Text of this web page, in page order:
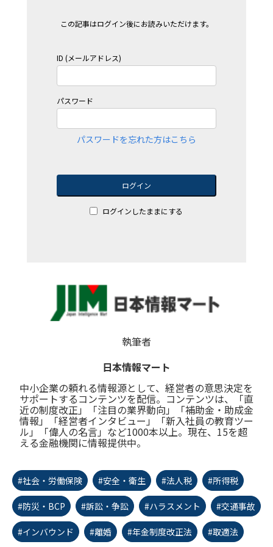
この記事はログイン後にお読みいただけます。
ID (メールアドレス)
パスワード
パスワードを忘れた方はこちら
ログイン
ログインしたままにする
執筆者
日本情報マート
中小企業の頼れる情報源として、経営者の意思決定を
サポートするコンテンツを配信。コンテンツは、「直
近の制度改正」「注目の業界動向」「補助金・助成金
情報」「経営者インタビュー」「新入社員の教育ツー
ル」「偉人の名言」など1000本以上。現在、15を超
える金融機関に情報提供中。
#社会・労働保険 #安全・衛生 #法人税 #所得税
#防災・BCP #訴訟・争訟 #ハラスメント #交通事故
#インバウンド #離婚 #年金制度改正法 #取適法